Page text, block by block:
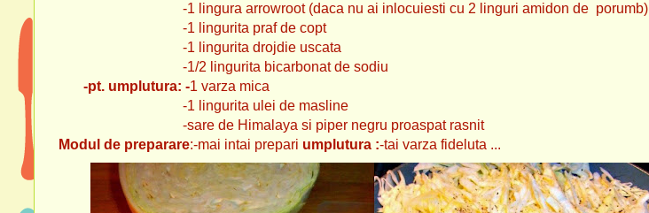
-1 lingura arrowroot (daca nu ai inlocuiesti cu 2 linguri amidon de porumb)
-1 lingurita praf de copt
-1 lingurita drojdie uscata
-1/2 lingurita bicarbonat de sodiu
-pt. umplutura: -1 varza mica
-1 lingurita ulei de masline
-sare de Himalaya si piper negru proaspat rasnit
Modul de preparare:-mai intai prepari umplutura :-tai varza fideluta ...